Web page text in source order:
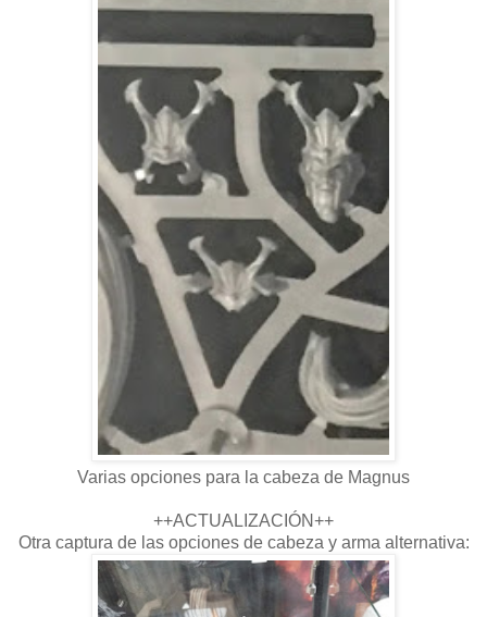
Varias opciones para la cabeza de Magnus
++ACTUALIZACIÓN++
Otra captura de las opciones de cabeza y arma alternativa: